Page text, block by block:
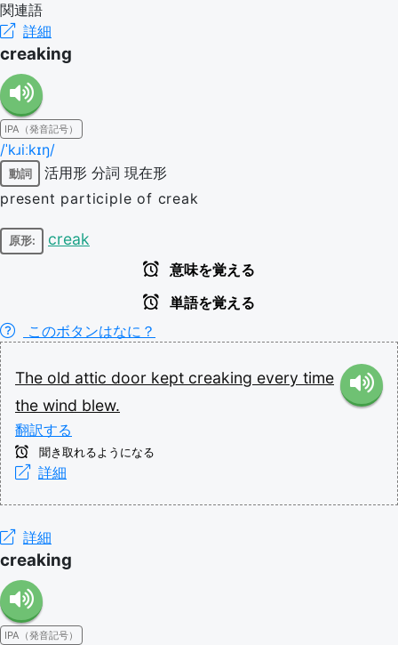
関連語
詳細
creaking
IPA（発音記号）
/ˈkɹiːkɪŋ/
動詞 活用形 分詞 現在形
present participle of creak
原形: creak
意味を覚える
単語を覚える
このボタンはなに？
The old attic door kept creaking every time
the wind blew.
翻訳する
聞き取れるようになる
詳細
詳細
creaking
IPA（発音記号）